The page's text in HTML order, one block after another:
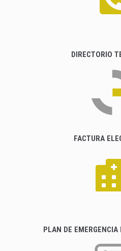
DIRECTORIO
FACTURA
PLAN DE